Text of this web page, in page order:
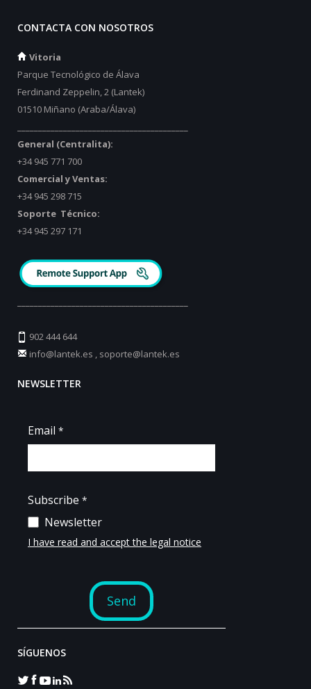
CONTACTA CON NOSOTROS
Vitoria
Parque Tecnológico de Álava
Ferdinand Zeppelin, 2 (Lantek)
01510 Miñano (Araba/Álava)
General (Centralita):
+34 945 771 700
Comercial y Ventas:
+34 945 298 715
Soporte Técnico:
+34 945 297 171
902 444 644
info@lantek.es
soporte@lantek.es
NEWSLETTER
SÍGUENOS